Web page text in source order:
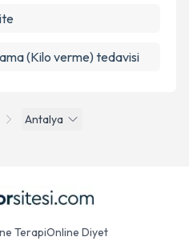
Antalya
(Kilo verme) tedavisi
TerapiOnline Diyet